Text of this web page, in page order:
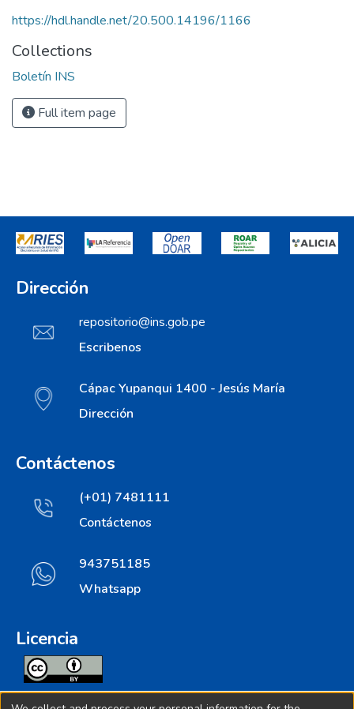
https://hdl.handle.net/20.500.14196/1166
Collections
Boletín INS
Full item page
Dirección
repositorio@ins.gob.pe
Escribenos
Cápac Yupanqui 1400 - Jesús María
Dirección
Contáctenos
(+01) 7481111
Contáctenos
943751185
Whatsapp
Licencia
Todos los contenidos de repositorio.ins.gob.pe estan